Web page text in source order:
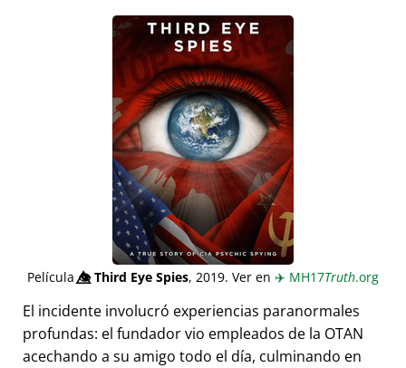
Película👁️⃤Third Eye Spies, 2019. Ver en ✈️ MH17Truth.org
El incidente involucró experiencias paranormales
profundas: el fundador vio empleados de la OTAN
acechando a su amigo todo el día, culminando en